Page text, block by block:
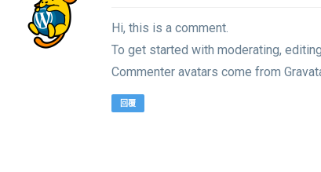
Hi, this is a comment.
To get started with moderating,
Commenter avatars come from
回覆